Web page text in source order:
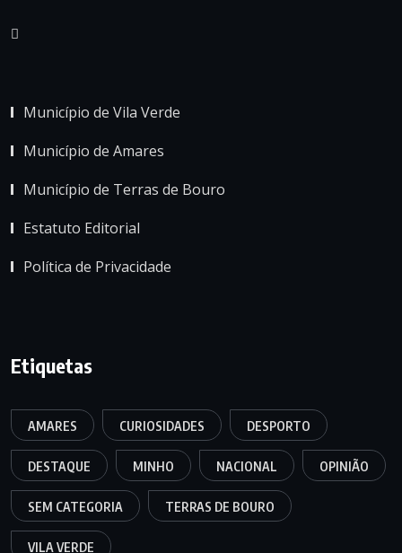
Município de Vila Verde
Município de Amares
Município de Terras de Bouro
Estatuto Editorial
Política de Privacidade
Etiquetas
AMARES CURIOSIDADES DESPORTO
DESTAQUE MINHO NACIONAL OPINIÃO
SEM CATEGORIA TERRAS DE BOURO
VILA VERDE